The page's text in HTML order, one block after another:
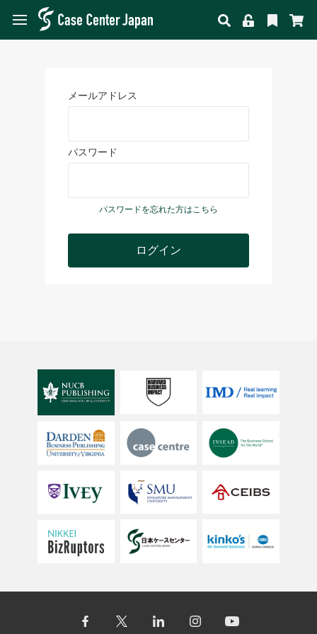
メールアドレス
パスワード
パスワードを忘れた方はこちら
ログイン